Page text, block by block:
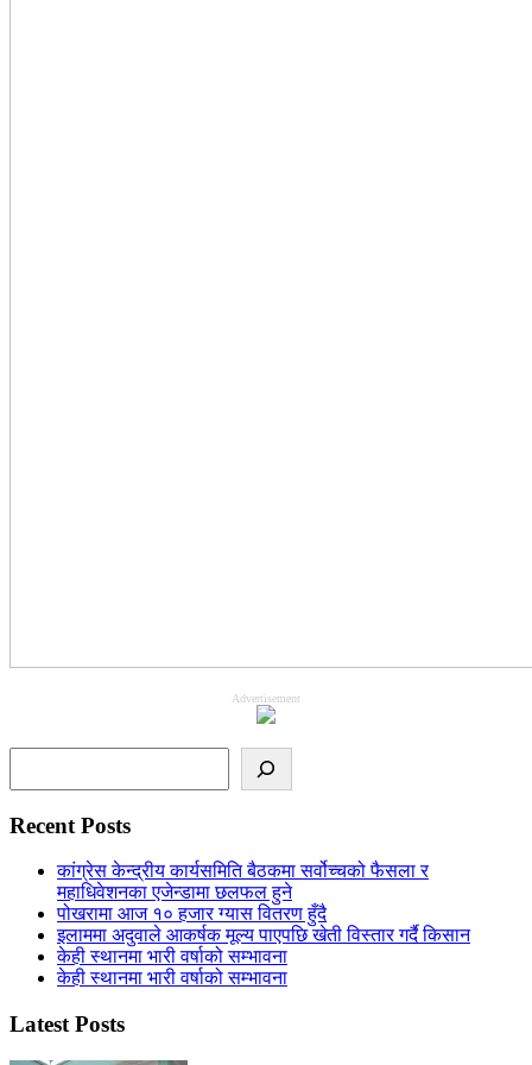
Advertisement
Recent Posts
कांग्रेस केन्द्रीय कार्यसमिति बैठकमा सर्वोच्चको फैसला र
महाधिवेशनका एजेन्डामा छलफल हुने
पोखरामा आज १० हजार ग्यास वितरण हुँदै
इलाममा अदुवाले आकर्षक मूल्य पाएपछि खेती विस्तार गर्दै किसान
केही स्थानमा भारी वर्षाको सम्भावना
केही स्थानमा भारी वर्षाको सम्भावना
Latest Posts